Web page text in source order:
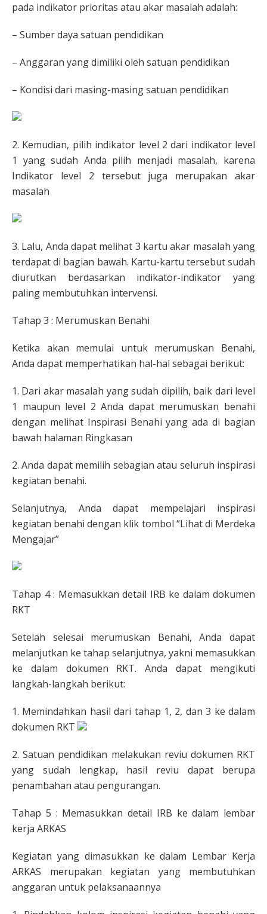
pada indikator prioritas atau akar masalah adalah:
– Sumber daya satuan pendidikan
– Anggaran yang dimiliki oleh satuan pendidikan
– Kondisi dari masing-masing satuan pendidikan
2. Kemudian, pilih indikator level 2 dari indikator level
1 yang sudah Anda pilih menjadi masalah, karena
Indikator level 2 tersebut juga merupakan akar
masalah
3. Lalu, Anda dapat melihat 3 kartu akar masalah yang
terdapat di bagian bawah. Kartu-kartu tersebut sudah
diurutkan berdasarkan indikator-indikator yang
paling membutuhkan intervensi.
Tahap 3 : Merumuskan Benahi
Ketika akan memulai untuk merumuskan Benahi,
Anda dapat memperhatikan hal-hal sebagai berikut:
1. Dari akar masalah yang sudah dipilih, baik dari level
1 maupun level 2 Anda dapat merumuskan benahi
dengan melihat Inspirasi Benahi yang ada di bagian
bawah halaman Ringkasan
2. Anda dapat memilih sebagian atau seluruh inspirasi
kegiatan benahi.
Selanjutnya, Anda dapat mempelajari inspirasi
kegiatan benahi dengan klik tombol “Lihat di Merdeka
Mengajar”
Tahap 4 : Memasukkan detail IRB ke dalam dokumen
RKT
Setelah selesai merumuskan Benahi, Anda dapat
melanjutkan ke tahap selanjutnya, yakni memasukkan
ke dalam dokumen RKT. Anda dapat mengikuti
langkah-langkah berikut:
1. Memindahkan hasil dari tahap 1, 2, dan 3 ke dalam
dokumen RKT
2. Satuan pendidikan melakukan reviu dokumen RKT
yang sudah lengkap, hasil reviu dapat berupa
penambahan atau pengurangan.
Tahap 5 : Memasukkan detail IRB ke dalam lembar
kerja ARKAS
Kegiatan yang dimasukkan ke dalam Lembar Kerja
ARKAS merupakan kegiatan yang membutuhkan
anggaran untuk pelaksanaannya